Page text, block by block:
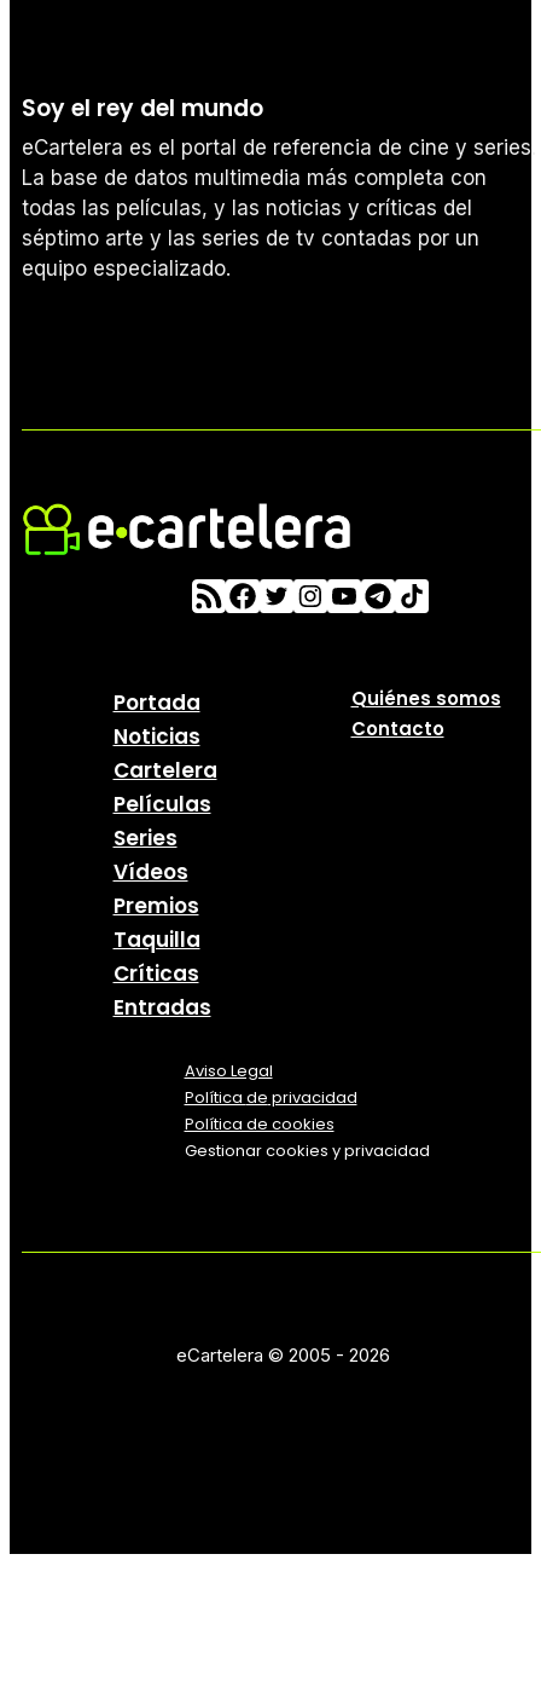
Soy el rey del mundo
eCartelera es el portal de referencia de cine y series.
La base de datos multimedia más completa con
todas las películas, y las noticias y críticas del
séptimo arte y las series de tv contadas por un
equipo especializado.
Portada
Noticias
Cartelera
Películas
Series
Vídeos
Premios
Taquilla
Críticas
Entradas
Quiénes somos
Contacto
Aviso Legal
Política de privacidad
Política de cookies
Gestionar cookies y privacidad
eCartelera © 2005 - 2026